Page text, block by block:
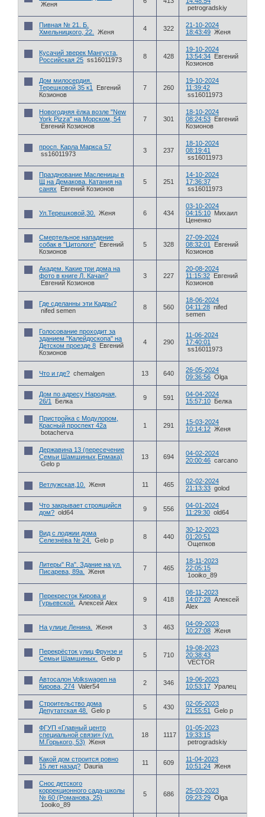
Женя
petrogradskiy
Пивная № 21. Б.
Хмельницкого, 22.
Женя 4 322
21-10-2024
18:43:49 Женя
Кусачий зверек Мангуста,
Российская 25 ss16011973 8 428
19-10-2024
13:54:34 Евгений
Козионов
Дом милосердия.
Терешковой 35 к1
Евгений
Козионов
7 260
19-10-2024
11:39:42
ss16011973
Новогодняя ёлка возле "New
York Pizza" на Морском, 54
Евгений Козионов
7 301
18-10-2024
08:24:53 Евгений
Козионов
просп. Карла Маркса 57
ss16011973
3 237
18-10-2024
08:19:41
ss16011973
Празднование Масленицы в
Щ на Демакова. Катания на
санях
Евгений Козионов
5 251
14-10-2024
17:36:37
ss16011973
Ул.Терешковой,30. Женя 6 434
03-10-2024
04:15:10 Михаил
Цененко
Смертельное нападение
собак в "Цитологе" Евгений
Козионов
5 328
27-09-2024
08:32:01
Евгений
Козионов
Академ. Какие три дома на
фото в книге Л. Качан?
Евгений Козионов
3 227
20-08-2024
11:15:32 Евгений
Козионов
Где сделанны эти Кадры?
nifed semen
8 560
18-06-2024
04:11:28 nifed
semen
Голосование проходит за
зданием "Калейдоскопа" на
Детском проезде 8 Евгений
Козионов
4 290
11-06-2024
17:40:01
ss16011973
Что и где? chemalgen 13 640
26-05-2024
09:36:56 Olga
Дом по адресу Народная,
26/1
Белка 9 591
04-04-2024
15:57:10 Белка
Пристройка с Модулором,
Красный проспект 42а
botacherva
1 291
15-03-2024
10:14:12 Женя
Державина 13 (пересечение
Семьи Шамшиных,Ермака)
Gelo p
13 694
04-02-2024
20:00:46 carcano
Ветлужская,10. Женя 11 465
02-02-2024
21:13:33 golod
Что закрывает строящийся
дом? old64 9 556
04-01-2024
11:29:30 old64
Вид с лоджии дома
Селезнёва № 24.
Gelo p 8 440
30-12-2023
01:20:51
Ощепков
Литеры" Ra". Здание на ул.
Писарева, 89а.
Женя 7 465
18-11-2023
22:05:15
1ooiko_89
Перекресток Кирова и
Гурьевской.
Алексей Alex 9 418
08-11-2023
14:07:28 Алексей
Alex
На улице Ленина. Женя 3 463
04-09-2023
10:27:08 Женя
Перекрёсток улиц Фрунзе и
Семьи Шамшиных.
Gelo p 5 710
19-08-2023
20:38:43
VECTOR
Автосалон Volkswagen на
Кирова, 274 Valer54 2 346
19-06-2023
10:53:17 Уралец
Строительство дома
Депутатская 48.
Gelo p 5 430
02-05-2023
21:55:51
Gelo p
ФГУП «Главный центр
специальной связи» (ул.
М.Горького, 53)
Женя
18 1117
01-05-2023
19:33:15
petrogradskiy
Какой дом строится ровно
15 лет назад? Dauria 11 609
11-04-2023
10:51:24 Женя
Снос детского
коррекционного сада-школы
№ 60 (Романова, 25)
1ooiko_89
5 686
25-03-2023
09:23:29 Olga